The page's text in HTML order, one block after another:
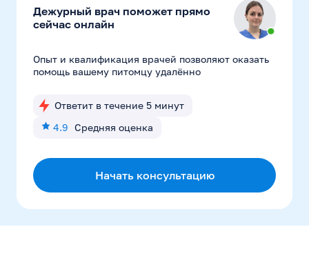
Дежурный врач поможет прямо
сейчас онлайн
Опыт и квалификация врачей позволяют оказать
помощь вашему питомцу удалённо
Ответит в течение 5 минут
4.9 Средняя оценка
Начать консультацию